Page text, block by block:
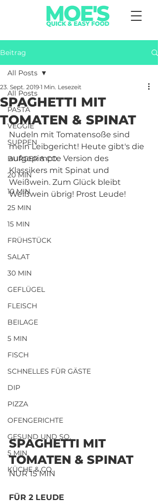
Beitrag
All Posts
PASTA
VEGGIE
SUPPEN
BURGER & CO.
20 MIN
10 MIN
25 MIN
15 MIN
FRÜHSTÜCK
SALAT
30 MIN
GEFLÜGEL
FLEISCH
BEILAGE
5 MIN
FISCH
SCHNELLES FÜR GÄSTE
DIP
PIZZA
OFENGERICHTE
GESUND UND SO.
5 MIN
KÜCHE & CO.
All Posts
SPAGHETTI MIT
TOMATEN & SPINAT
23. Sept. 2019 1 Min. Lesezeit
Nudeln mit Tomatensoße sind
mein Leibgericht! Heute gibt's die
aufgepimpte Version des
Klassikers mit Spinat und
Weißwein. Zum Glück bleibt
Weißwein übrig! Prost Leude!
SPAGHETTI MIT
TOMATEN & SPINAT
NUR 15 MIN
FÜR 2 LEUDE